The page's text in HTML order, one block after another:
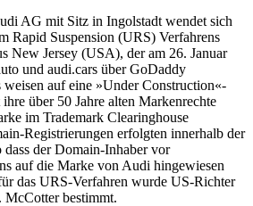
AG mit Sitz in Ingolstadt wendet sich
Rapid Suspension (URS) Verfahrens
New Jersey (USA), der am 26. Januar
und audi.cars über GoDaddy
auf eine »Under Construction«-
über 50 Jahre alten Markenrechte
im Trademark Clearinghouse
Registrierungen erfolgten innerhalb der
dass der Domain-Inhaber vor
auf die Marke von Audi hingewiesen
das URS-Verfahren wurde US-Richter
McCotter bestimmt.